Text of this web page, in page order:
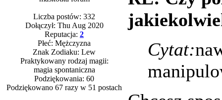
Liczba postów: 332
Dołączył: Thu Aug 2020
Reputacja: 2
Płeć: Mężczyzna
Znak Zodiaku: Lew
Praktykowany rodzaj magii:
magia spontaniczna
Podziękowania: 60
Podziękowano 67 razy w 51 postach
Cytat: